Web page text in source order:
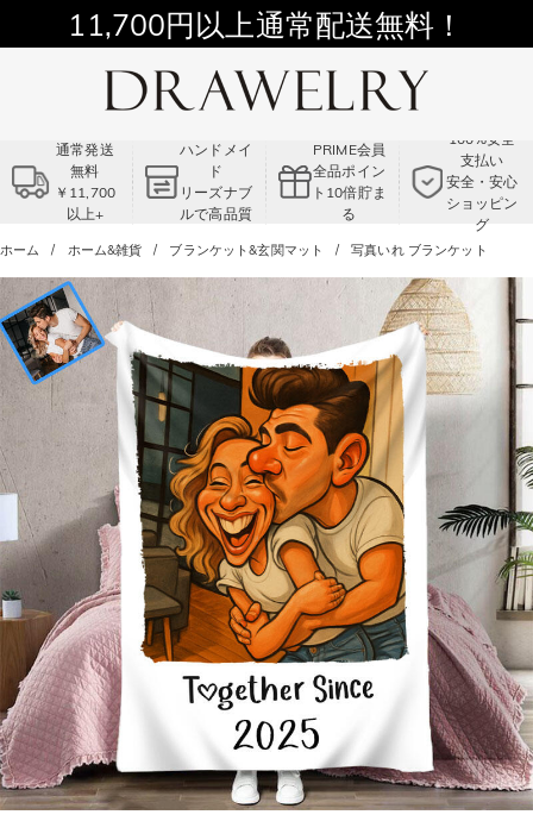
11,700円以上通常配送無料！
Summer Sale!! |3点以上で15％OFF！
コード:VS2
通常発送
無料
￥11,700
以上+
ハンドメイ
ド
リーズナブ
ルで高品質
PRIME会員
全品ポイン
ト10倍貯ま
る
100%安全
支払い
安全・安心
ショッピン
グ
ホーム ホーム&雑貨 ブランケット&玄関マット 写真いれ ブランケット